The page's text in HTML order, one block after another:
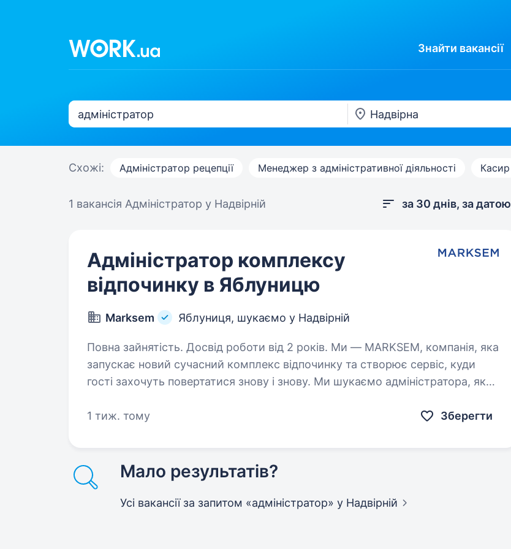
Знайти вакансії
Схожі: Адміністратор рецепції Менеджер з адміністративної діяльності Касир
1 вакансія Адміністратор у Надвірній за 30 днів, за датою
Адміністратор комплексу
відпочинку в Яблуницю
Marksem Яблуниця, шукаємо у Надвірній
Повна зайнятість. Досвід роботи від 2 років. Ми — MARKSEM, компанія, яка
запускає новий сучасний комплекс відпочинку та створює сервіс, куди
гості захочуть повертатися знову і знову. Ми шукаємо адміністратора, який
1 тиж. тому
Зберегти
Мало результатів?
Усі вакансії за запитом «адміністратор» у Надвірній